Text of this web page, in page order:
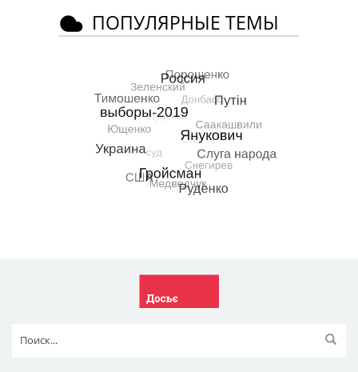
ПОПУЛЯРНЫЕ ТЕМЫ